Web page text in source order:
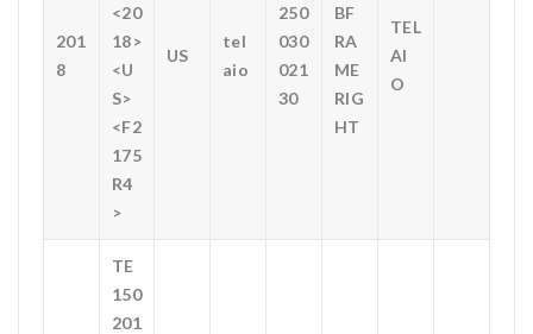
201
8
<20
18>
<U
S>
<F2
175
R4
>
US
tel
aio
250
030
021
30
BF
RA
ME
RIG
HT
TEL
AI
O
TE
150
201